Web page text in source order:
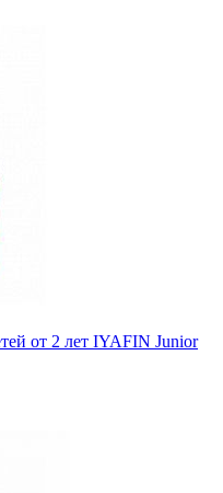
от 2 лет IYAFIN Junior